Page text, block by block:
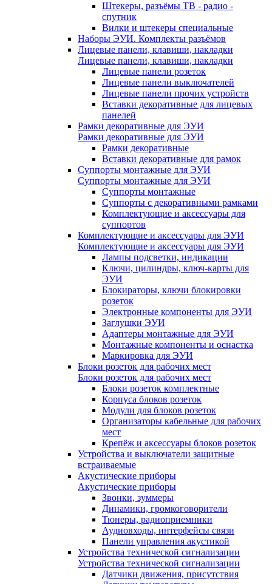
Штекеры, разъёмы ТВ - радио -
спутник
Вилки и штекеры специальные
Наборы ЭУИ. Комплекты разъёмов
Лицевые панели, клавиши, накладки
Лицевые панели, клавиши, накладки
Лицевые панели розеток
Лицевые панели выключателей
Лицевые панели прочих устройств
Вставки декоративные для лицевых
панелей
Рамки декоративные для ЭУИ
Рамки декоративные для ЭУИ
Рамки декоративные
Вставки декоративные для рамок
Суппорты монтажные для ЭУИ
Суппорты монтажные для ЭУИ
Суппорты монтажные
Суппорты с декоративными рамками
Комплектующие и аксессуары для
суппортов
Комплектующие и аксессуары для ЭУИ
Комплектующие и аксессуары для ЭУИ
Лампы подсветки, индикации
Ключи, цилиндры, ключ-карты для
ЭУИ
Блокираторы, ключи блокировки
розеток
Электронные компоненты для ЭУИ
Заглушки ЭУИ
Адаптеры монтажные для ЭУИ
Монтажные компоненты и оснастка
Маркировка для ЭУИ
Блоки розеток для рабочих мест
Блоки розеток для рабочих мест
Блоки розеток комплектные
Корпуса блоков розеток
Модули для блоков розеток
Организаторы кабельные для рабочих
мест
Крепёж и аксессуары блоков розеток
Устройства и выключатели защитные
встраиваемые
Акустические приборы
Акустические приборы
Звонки, зуммеры
Динамики, громкоговорители
Тюнеры, радиоприемники
Аудиовходы, интерфейсы связи
Панели управления акустикой
Устройства технической сигнализации
Устройства технической сигнализации
Датчики движения, присутствия